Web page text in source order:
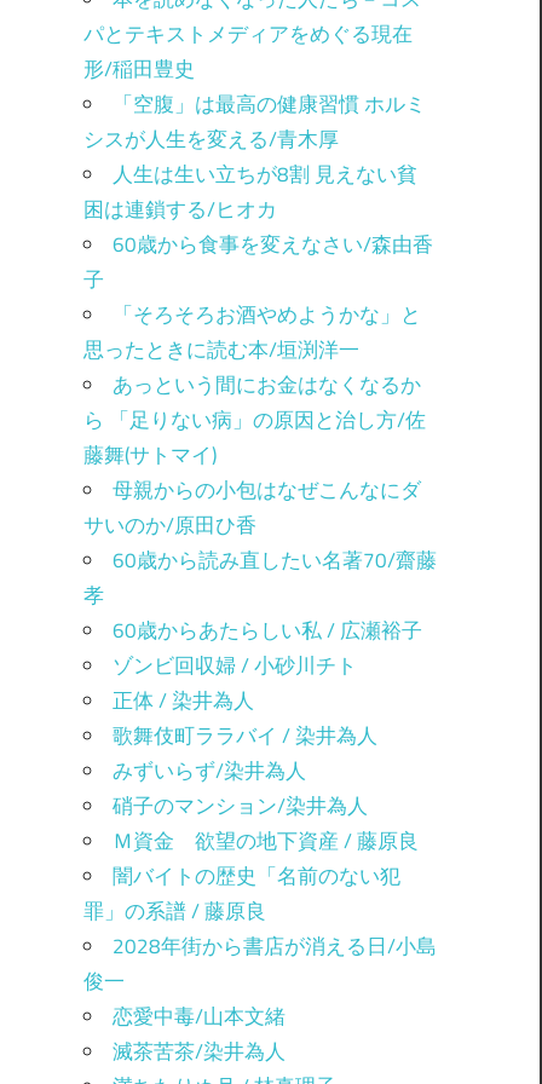
パとテキストメディアをめぐる現在
形/稲田豊史
「空腹」は最高の健康習慣 ホルミ
シスが人生を変える/青木厚
人生は生い立ちが8割 見えない貧
困は連鎖する/ヒオカ
60歳から食事を変えなさい/森由香
子
「そろそろお酒やめようかな」と
思ったときに読む本/垣渕洋一
あっという間にお金はなくなるか
ら 「足りない病」の原因と治し方/佐
藤舞(サトマイ)
母親からの小包はなぜこんなにダ
サいのか/原田ひ香
60歳から読み直したい名著70/齋藤
孝
60歳からあたらしい私 / 広瀬裕子
ゾンビ回収婦 / 小砂川チト
正体 / 染井為人
歌舞伎町ララバイ / 染井為人
みずいらず/染井為人
硝子のマンション/染井為人
Ｍ資金 欲望の地下資産 / 藤原良
闇バイトの歴史「名前のない犯
罪」の系譜 / 藤原良
2028年街から書店が消える日/小島
俊一
恋愛中毒/山本文緒
滅茶苦茶/染井為人